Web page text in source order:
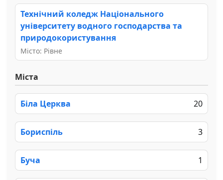
Технічний коледж Національного
університету водного господарства та
природокористування
Місто: Рівне
Міста
Біла Церква 20
Бориспіль 3
Буча 1